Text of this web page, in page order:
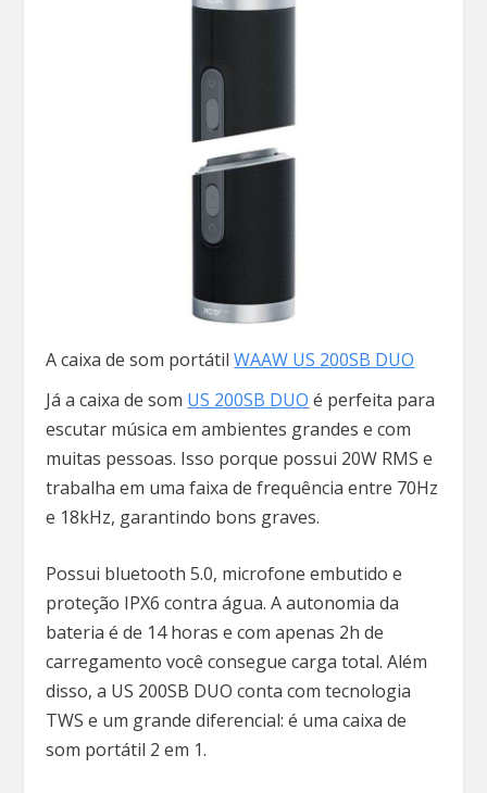
A caixa de som portátilWAAW US 200SB DUO
Já a caixa de som US 200SB DUO é perfeita para
escutar música em ambientes grandes e com
muitas pessoas. Isso porque possui 20W RMS e
trabalha em uma faixa de frequência entre 70Hz
e 18kHz, garantindo bons graves.
Possui bluetooth 5.0, microfone embutido e
proteção IPX6 contra água. A autonomia da
bateria é de 14 horas e com apenas 2h de
carregamento você consegue carga total. Além
disso, a US 200SB DUO conta com tecnologia
TWS e um grande diferencial: é uma caixa de
som portátil 2 em 1.